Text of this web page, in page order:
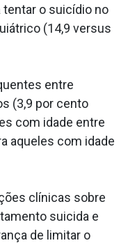
o suicídio no
(14,9 versus
entre
(3,9 por cento
com idade entre
aqueles com idade
clínicas sobre
suicida e
de limitar o